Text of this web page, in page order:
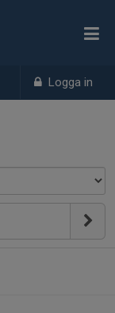
Logga in